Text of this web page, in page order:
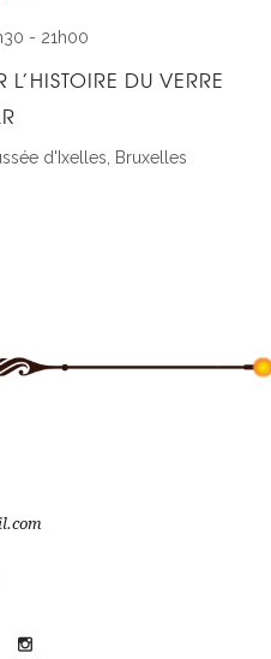
- 21h00
DU VERRE
d'Ixelles, Bruxelles